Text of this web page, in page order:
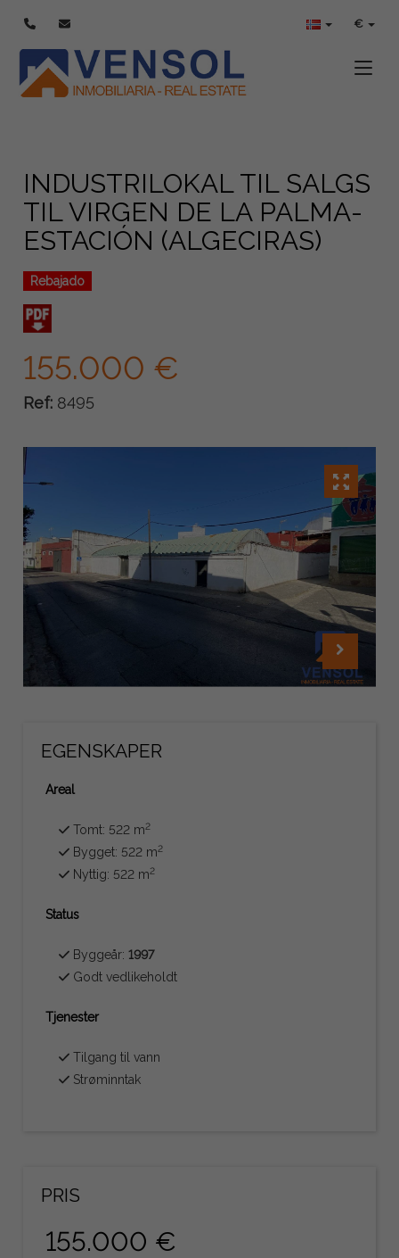
€
INDUSTRILOKAL TIL SALGS
TIL VIRGEN DE LA PALMA-
ESTACIÓN (ALGECIRAS)
Rebajado
155.000 €
Ref: 8495
EGENSKAPER
Areal
Tomt: 522 m2
Bygget: 522 m2
Nyttig: 522 m2
Status
Byggeår:1997
Godt vedlikeholdt
Tjenester
Tilgang til vann
Strøminntak
PRIS
155.000 €